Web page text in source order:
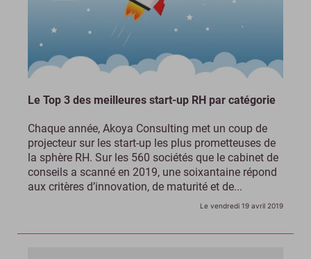
Le Top 3 des meilleures start-up RH par catégorie
Chaque année, Akoya Consulting met un coup de
projecteur sur les start-up les plus prometteuses de
la sphère RH. Sur les 560 sociétés que le cabinet de
conseils a scanné en 2019, une soixantaine répond
aux critères d’innovation, de maturité et de...
Le vendredi 19 avril 2019